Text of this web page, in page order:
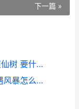
下一篇 »
需要啥子条件才能获取梦幻西游茱萸仙树 要什么条件
怎么在光遇风暴之眼中做出贡献 光遇风暴怎么飞过去